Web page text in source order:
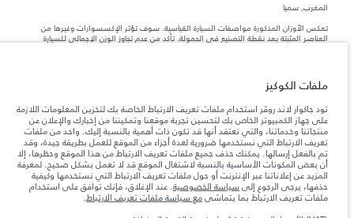
المغرب, سميا
تعكس الأوزان المذكورة مواصفات السيارة القياسية. سوف تؤثر الإكسسوارات وغيرها من
العناصر المثبتة بعد نقطة التصنيع في الحمولة. تأكد من عدم تجاوز الوزن الإجمالي للسيارة
المعلومات والمواصفات والأسعار والألوان المذكورة على هذا الموقع قد تختلف من بلد إلى
آخر، كما أنّها قد تتغير بدون إشعار مسبق. الرجاء التواصل مع وكيلنا المحلي للتأكد من توفّرها
والتحقق من الأسعار.
ملاحظة مهمة حول الصور والمواصفات.إن النقص العالمي في أشباه الموصلات يؤثر حاليًا
في مواصفات تصميم السيارات وتوفر الخيارات وتوقيتات التصاميم. هذا ظرف ديناميكي
للغاية، ونتيجة لذلك، قد لا تمثّل الصور المستخدَمة ضمن موقع الويب حاليًا المواصفات الحالية
بالكامل بالنسبة إلى الميزات والخيارات والحلية ومجموعات الألوان. يرجى استشارة وكيلك الذي
سيتمكّن من تأكيد أي تقييدات حالية معك للسماح لك باتخاذ قرار مدروس
الأرقام المقدمة هي نتيجة لاختبارات المصنع الرسمية وفقاً لتشريعات الاتحاد الأوروبي. قد
يتباين استهلك الوقود الفعلي للمركبة عن ذلك المتحقق في تلك الاختبارات كما أن هذه
الأرقام بغرض المقارنة فحسب.
ملفات الكوكيز
تود جاكوار لاند روڤر استخدام ملفات تعريف الارتباط الخاصة بك لتخزين المعلومات اللازمة
على جهاز الكمبيوتر الخاص بك لتحسين تجربة موقعنا وتمكيننا من إخبارك والإعلان عن
منتجاتنا وخدماتنا، والتي نعتقد أنها قد تكون ذات أهمية بالنسبة إليك. واحد من ملفات
تعريف الارتباط التي نستخدمها ضرورية لعدة أجزاء من الموقع للعمل بطريقة جيدة، وقد
تم بالفعل إرسالها. يمكنك حذف جميع ملفات تعريف الارتباط من هذا الموقع وحظرها، إلا
أن بعض المكونات الأساسية بالنسبة لاشتغال الموقع قد لا تعمل بشكل صحيح. لمعرفة
المزيد عن إعلاناتنا عبر الإنترنت أو حول ملفات تعريف الارتباط التي نستخدمها وكيفية
حذفها، يرجى الرجوع إلى سياسة الخصوصية. عند الإغلاق، فإنك توافق على استخدام
ملفات تعريف الارتباط بما يتماشىمع سياسة ملفات تعريف الارتباط.